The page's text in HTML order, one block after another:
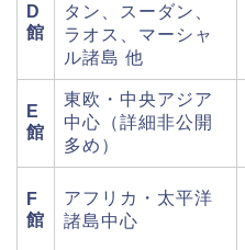
D
館
タン、スーダン、
ラオス、マーシャ
ル諸島 他
E
館
東欧・中央アジア
中心（詳細非公開
多め）
F
館
アフリカ・太平洋
諸島中心